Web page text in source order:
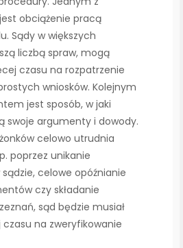
obciążenie pracą
Sądy w większych
liczbą spraw, mogą
czasu na rozpatrzenie
wniosków. Kolejnym
jest sposób, w jaki
swoje argumenty i dowody.
celowo utrudnia
poprzez unikanie
celowe opóźnianie
czy składanie
sąd będzie musiał
na zweryfikowanie